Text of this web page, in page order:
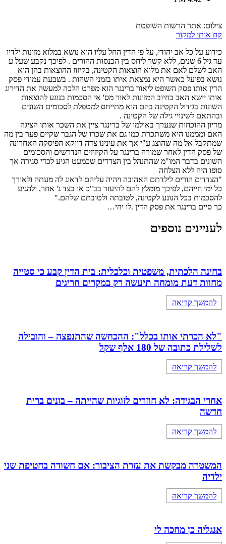
צילום: אתר הרשות השופטת
קח אותי למקור
כידוע על כל אב יהודי, על פי הדין החל עליו הוא נושא במלוא מזונות ילדיו
עד גיל 6 שנים, ללא קשר ליחס בין הכנסות ההורים . לפיכך נקבע שעל ע
האב לשלם לאם את מלוא הוצאות הקטינה, בקיזוז ההוצאות בהן הוא
נושא בפועל כאשר היא נמצאת איתו בזמני השהות . בשבעת עמודי פסק
הדין אותו פסק השופט ליאור ברינגר הוא מפרט הלכה למעשה את הדירוג
אותו יישא האב בחיוב המזונות לאור מס' אי הסכמות בנוגע להוצאות
השונות בגידול הקטינה בהם הוא מתייחס למטפלת לסכומים השונים
ובהתאם לשינויי גילה של הקטינה .
מדיון ההוכחות שנערך באולמו של ברינגר ציין את השכר אותו הציגה
האם ומממנו היא משתכרת כמו גם את שכרו של הגבר שקיים פער בין מה
שמתקבל אל מה שהוצג ע"י אך את עינינו צדה דווקא הפיסקה האחרונה
של פסק הדין לאחר שמורה ברינגר על הקיזוזים הנדרשים והסכומים
השונים בדבר המו"מ שהתנהל בין הצדדים שכמעט הגיע לכדי סגירה אך
סופו היה ללא הצלחה
"הצדדים הורים לילדתם האהובה ויהיה עליהם לדאוג לה מעתה ולאורך
כל ימי חייהם, לפיכך מומלץ להם להיעזר בב"כ או בצד ג' אחר, ולהגיע
להסכמות בכל הנוגע לקטינה, לטובתה ולטובתם שלהם."
כך סיים ברינגר את פסק הדין .לו יהי…
לעניינים נוספים
בחינה הלכתית, משפטית וכלכלית: בית הדין קבע כי סטייה
מחוות דעת מומחה תיעשה רק במקרים חריגים
להמשך קריאה
"לא הכרתי אותו בכלל": ההכחשה שהתנפצה – והובילה
לשלילת כתובה של 180 אלף שקל
להמשך קריאה
אחרי הבגידה: לא חוזרים לזוגיות שהייתה – בונים ברית
חדשה
להמשך קריאה
המשטרה מבקשת את עזרת הציבור: אם חשודה בחטיפת שני
ילדיה
להמשך קריאה
אנגליה כן מחכה לי